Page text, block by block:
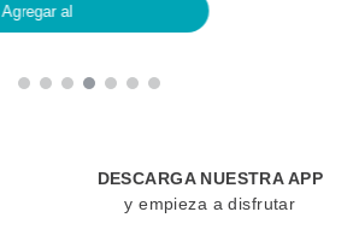
Agregar al
DESCARGA NUESTRA APP
y empieza a disfrutar